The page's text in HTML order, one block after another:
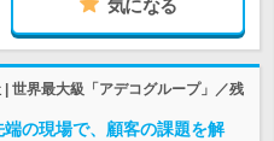
気になる
世界最大級「アデコグループ」／残
端の現場で、顧客の課題を解